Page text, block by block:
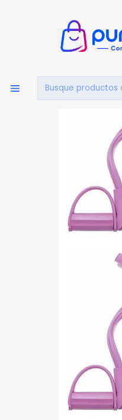
DEPORTES Y
Banda Elástica De Tubo